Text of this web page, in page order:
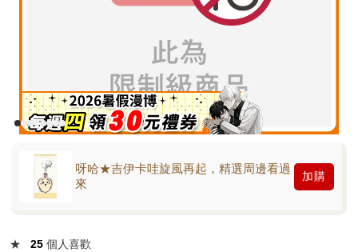
呀哈★吉伊卡哇旋風再起，精選周邊看過
來
加購
★ 25 個人喜歡